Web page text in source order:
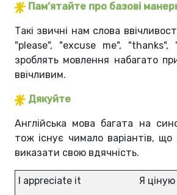
Пам’ятайте про базові
Такі звичні нам слова
"please", "excuse me", "thanks",
зроблять мовлення набагато
ввічливим.
Дякуйте
Англійська мова багата на
тож існує чимало варіантів,
виказати свою вдячність.
I appreciate it Я